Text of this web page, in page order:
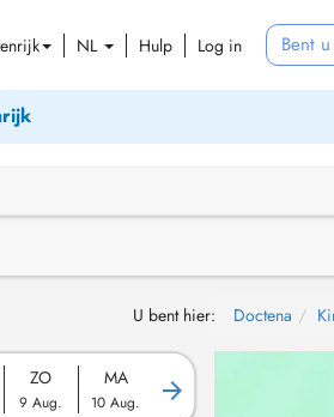
NL Hulp Log in Bent
U bent hier: Doctena
ZO
9 Aug.
MA
10 Aug.